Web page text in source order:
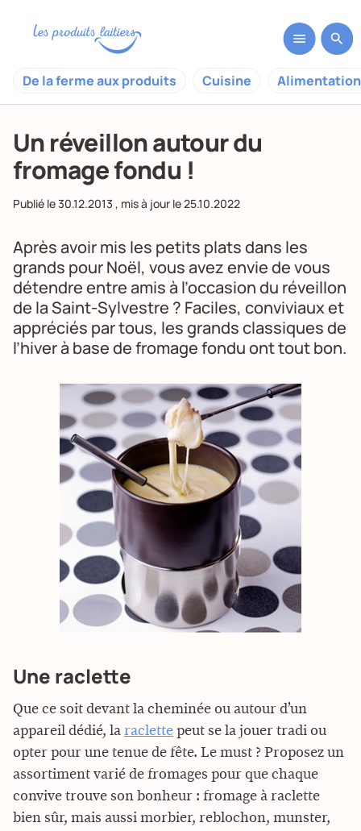
De la ferme aux produits Cuisine
Un réveillon autour du
fromage fondu !
Publié le30.12.2013 , mis à jour le25.10.2022
Après avoir mis les petits plats dans les
grands pour Noël, vous avez envie de vous
détendre entre amis à l’occasion du réveillon
de la Saint-Sylvestre ? Faciles, conviviaux et
appréciés par tous, les grands classiques de
l’hiver à base de fromage fondu ont tout bon.
Une raclette
Que ce soit devant la cheminée ou autour d’un
appareil dédié, la raclette peut se la jouer tradi ou
opter pour une tenue de fête. Le must ? Proposez un
assortiment varié de fromages pour que chaque
convive trouve son bonheur : fromage à raclette
bien sûr, mais aussi morbier, reblochon, munster,